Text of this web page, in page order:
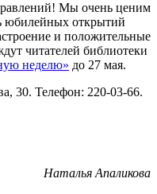
Мы очень ценим
юбилейных открытий
и положительные
читателей библиотеки
неделю» до 27 мая.
30. Телефон: 220-03-66.
Наталья Апаликова